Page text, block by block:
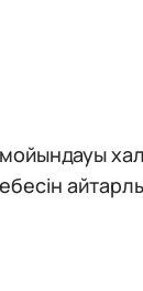
мойындауы